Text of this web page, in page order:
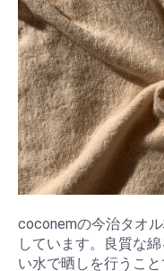
coconemの今治タオ
しています。良質な
い水で晒しを行うこ